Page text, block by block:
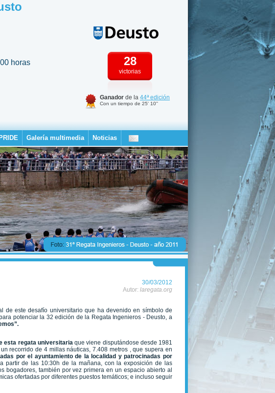
horas 28
victorias
Ganador de la 44ª edición
Con un tiempo de 25' 10''
PRIDE Galería multimedia Noticias
30/03/2012
Autor: laregata.org
de este desafío universitario que ha devenido en símbolo de
potenciar la 32 edición de la Regata Ingenieros - Deusto, a
esta regata universitariaque viene disputándose desde 1981
recorrido de 4 millas náuticas, 7.408 metros , que supera en
por el ayuntamiento de la localidad y patrocinadas por
partir de las 10:30h de la mañana, con la exposición de las
también por vez primera en un espacio abierto al
ofertadas por diferentes puestos temáticos; e incluso seguir